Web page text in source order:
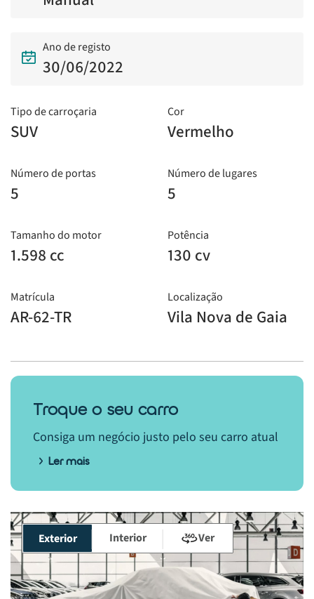
Ano de registo
30/06/2022
Tipo de carroçaria
SUV
Cor
Vermelho
Número de portas
5
Número de lugares
5
Tamanho do motor
1.598 cc
Potência
130 cv
Matrícula
AR-62-TR
Localização
Vila Nova de Gaia
Troque o seu carro
Consiga um negócio justo pelo seu carro atual
Ler mais
Exterior Interior Ver